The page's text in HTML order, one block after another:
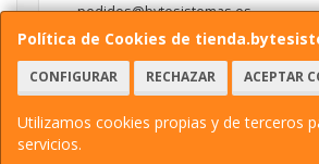
Política de Cookies de
CONFIGURAR RECHAZAR ACEPTAR
Utilizamos cookies propias y de terceros
servicios.
pedidos@bytesistemas.es
Horario
10.00 - 14.00 / 17.00 - 20.00